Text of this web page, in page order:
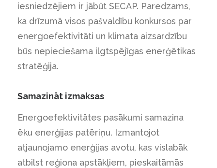
iesniedzējiem ir jābūt SECAP. Paredzams,
ka drīzumā visos pašvaldību konkursos par
energoefektivitāti un klimata aizsardzību
būs nepieciešama ilgtspējīgas enerģētikas
stratēģija.
Samazināt izmaksas
Energoefektivitātes pasākumi samazina
ēku enerģijas patēriņu. Izmantojot
atjaunojamo enerģijas avotu, kas vislabāk
atbilst reģiona apstākļiem, pieskaitāmās